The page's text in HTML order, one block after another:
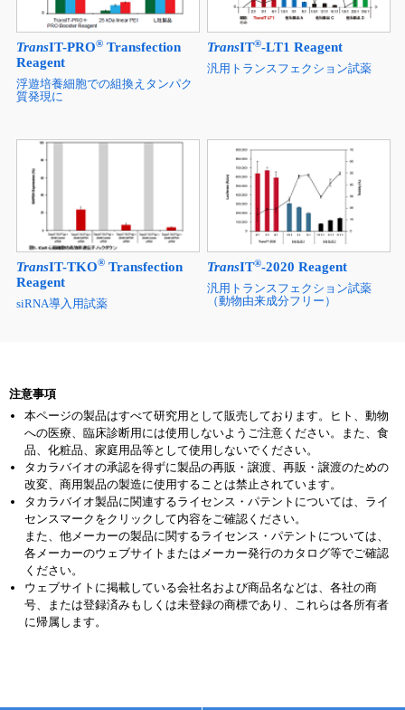
TransIT-PRO®Transfection
Reagent
浮遊培養細胞での組換えタンパク
質発現に
TransIT®-LT1 Reagent
汎用トランスフェクション試薬
TransIT-TKO®Transfection
Reagent
siRNA導入用試薬
TransIT®-2020 Reagent
汎用トランスフェクション試薬
（動物由来成分フリー）
注意事項
本ページの製品はすべて研究用として販売しております。ヒト、動物
への医療、臨床診断用には使用しないようご注意ください。また、食
品、化粧品、家庭用品等として使用しないでください。
タカラバイオの承認を得ずに製品の再販・譲渡、再販・譲渡のための
改変、商用製品の製造に使用することは禁止されています。
タカラバイオ製品に関連するライセンス・パテントについては、ライ
センスマークをクリックして内容をご確認ください。
また、他メーカーの製品に関するライセンス・パテントについては、
各メーカーのウェブサイトまたはメーカー発行のカタログ等でご確認
ください。
ウェブサイトに掲載している会社名および商品名などは、各社の商
号、または登録済みもしくは未登録の商標であり、これらは各所有者
に帰属します。